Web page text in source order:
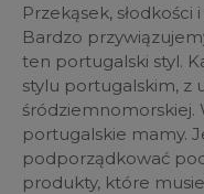
Przekąsek,
Bardzo
ten portugalski styl.
stylu portugalskim, z
śródziemnomorskiej.
portugalskie mamy.
podporządkować
produkty, które